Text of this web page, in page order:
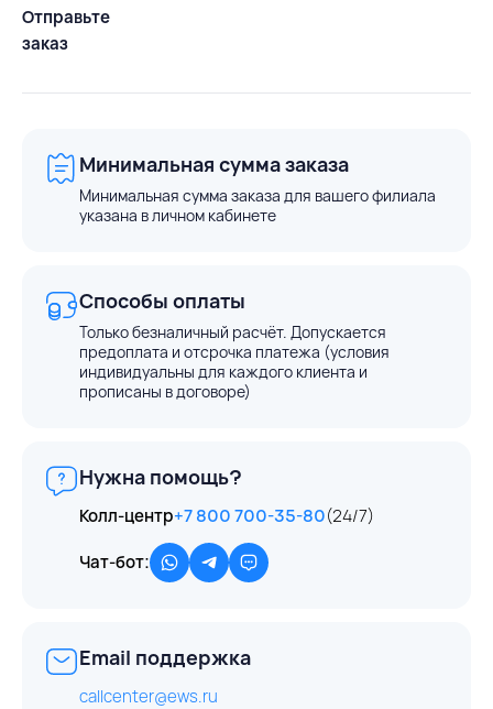
Отправьте
заказ
Минимальная сумма заказа
Минимальная сумма заказа для вашего филиала
указана в личном кабинете
Способы оплаты
Только безналичный расчёт. Допускается
предоплата и отсрочка платежа (условия
индивидуальны для каждого клиента и
прописаны в договоре)
Нужна помощь?
Колл-центр+7 800 700-35-80(24/7)
Чат-бот:
Email поддержка
callcenter@ews.ru